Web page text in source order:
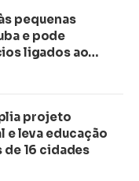
pequenas
e pode
ligados ao
projeto
e leva educação
16 cidades